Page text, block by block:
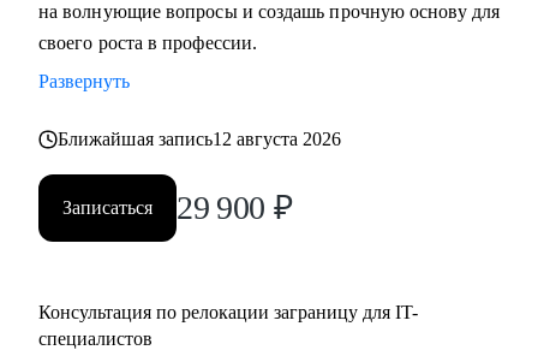
на волнующие вопросы и создашь прочную основу для
своего роста в профессии.
Развернуть
Ближайшая запись12 августа 2026
Записаться 29 900 ₽
Консультация по релокации заграницу для IT-
специалистов